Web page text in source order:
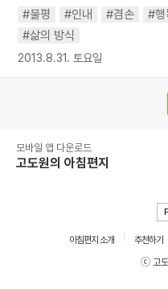
#불평 #인내 #겸손 #행
#삶의 방식
2013.8.31. 토요일
모바일 앱 다운로드
고도원의 아침편지
아침편지 소개 추천하기
ⓒ 고도